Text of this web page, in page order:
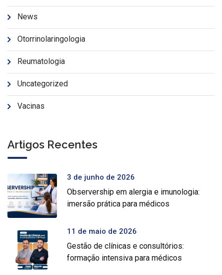
News
Otorrinolaringologia
Reumatologia
Uncategorized
Vacinas
Artigos Recentes
3 de junho de 2026
Observership em alergia e imunologia:
imersão prática para médicos
11 de maio de 2026
Gestão de clínicas e consultórios:
formação intensiva para médicos